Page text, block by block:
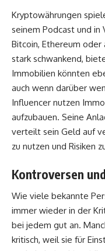
Kryptowährungen
seinem Podcast und
Bitcoin, Ethereum
stark schwankend,
Immobilien könnten
auch wenn darüber
Influencer nutzen
aufzubauen. Seine
verteilt sein Geld auf
zu nutzen und Risiken
Kontroversen
Wie viele bekannte
immer wieder in der
bei jedem gut an.
kritisch, weil sie für